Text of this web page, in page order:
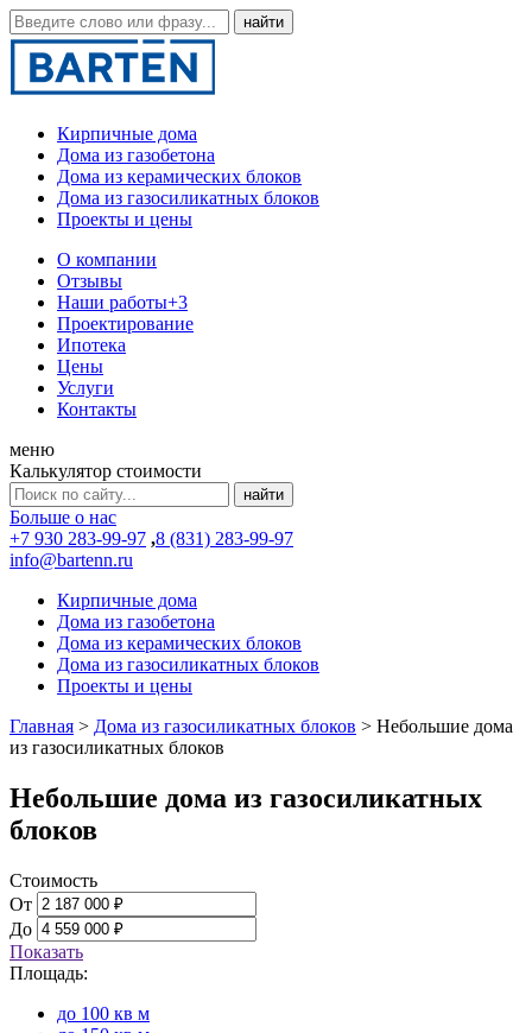
Кирпичные дома
Дома из газобетона
Дома из керамических блоков
Дома из газосиликатных блоков
Проекты и цены
О компании
Отзывы
Наши работы+3
Проектирование
Ипотека
Цены
Услуги
Контакты
меню
Калькулятор стоимости
Больше о нас
+7 930 283-99-97 ,8 (831) 283-99-97
info@bartenn.ru
Кирпичные дома
Дома из газобетона
Дома из керамических блоков
Дома из газосиликатных блоков
Проекты и цены
Главная > Дома из газосиликатных блоков > Небольшие дома
из газосиликатных блоков
Небольшие дома из газосиликатных
блоков
Стоимость
От
До
Показать
Площадь:
до 100 кв м